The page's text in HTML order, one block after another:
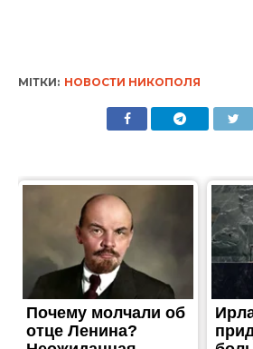
МІТКИ: НОВОСТИ НИКОПОЛЯ